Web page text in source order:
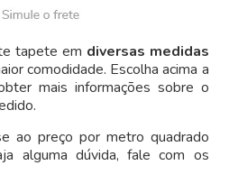
tapete em diversas medidas
comodidade. Escolha acima a
mais informações sobre o
ao preço por metro quadrado
alguma dúvida, fale com os